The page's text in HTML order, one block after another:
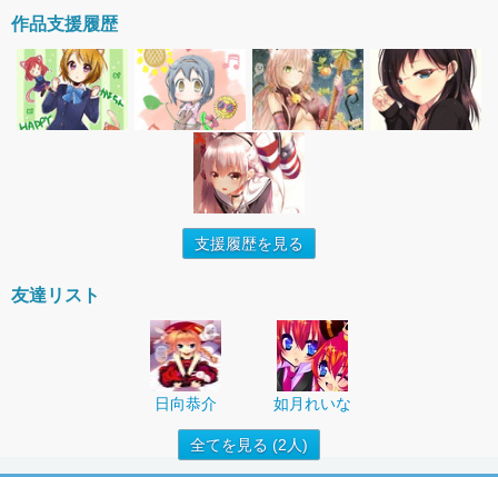
作品支援履歴
支援履歴を見る
友達リスト
日向恭介 如月れいな
全てを見る (2人)